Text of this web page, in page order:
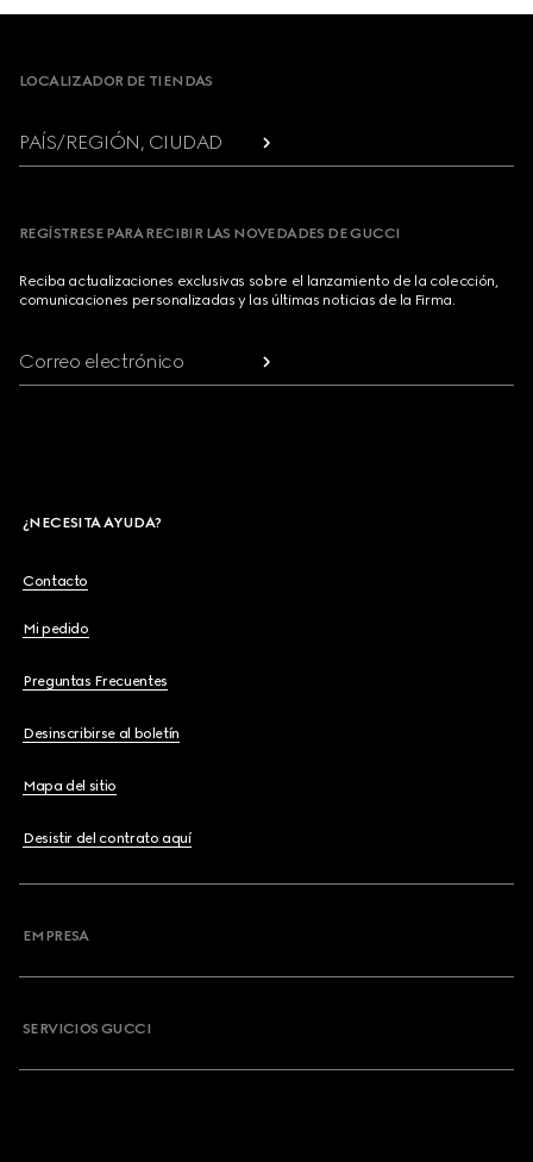
LOCALIZADOR DE TIENDAS
PAÍS/REGIÓN, CIUDAD
REGÍSTRESE PARA RECIBIR LAS NOVEDADES DE GUCCI
Reciba actualizaciones exclusivas sobre el lanzamiento de la colección,
comunicaciones personalizadas y las últimas noticias de la Firma.
Correo electrónico
¿NECESITA AYUDA?
Contacto
Mi pedido
Preguntas Frecuentes
Desinscribirse al boletín
Mapa del sitio
Desistir del contrato aquí
EMPRESA
SERVICIOS GUCCI